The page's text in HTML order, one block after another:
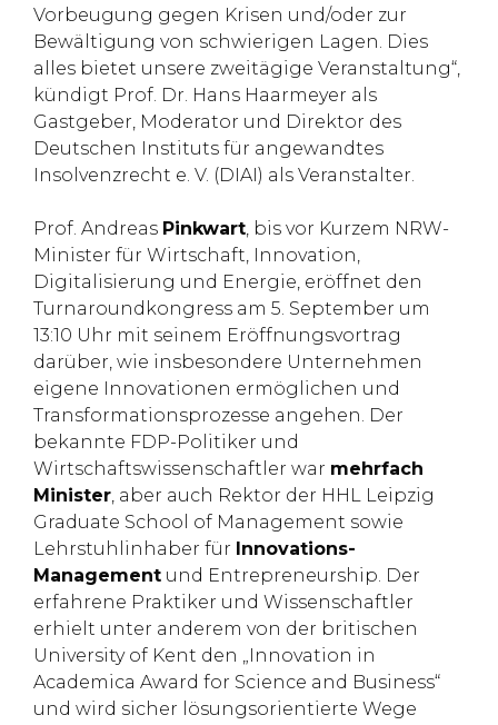
Vorbeugung gegen Krisen und/oder zur
Bewältigung von schwierigen Lagen. Dies
alles bietet unsere zweitägige Veranstaltung“,
kündigt Prof. Dr. Hans Haarmeyer als
Gastgeber, Moderator und Direktor des
Deutschen Instituts für angewandtes
Insolvenzrecht e. V. (DIAI) als Veranstalter.
Prof. Andreas Pinkwart , bis vor Kurzem NRW-
Minister für Wirtschaft, Innovation,
Digitalisierung und Energie, eröffnet den
Turnaroundkongress am 5. September um
13:10 Uhr mit seinem Eröffnungsvortrag
darüber, wie insbesondere Unternehmen
eigene Innovationen ermöglichen und
Transformationsprozesse angehen. Der
bekannte FDP-Politiker und
Wirtschaftswissenschaftler war mehrfach
Minister , aber auch Rektor der HHL Leipzig
Graduate School of Management sowie
Lehrstuhlinhaber für Innovations-
Management und Entrepreneurship. Der
erfahrene Praktiker und Wissenschaftler
erhielt unter anderem von der britischen
University of Kent den „Innovation in
Academica Award for Science and Business“
und wird sicher lösungsorientierte Wege